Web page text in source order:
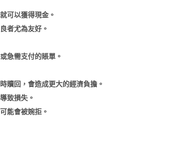
可以獲得現金。
者尤為友好。
急需支付的賬單。
贖回，會造成更大的經濟負擔。
致損失。
能會被婉拒。